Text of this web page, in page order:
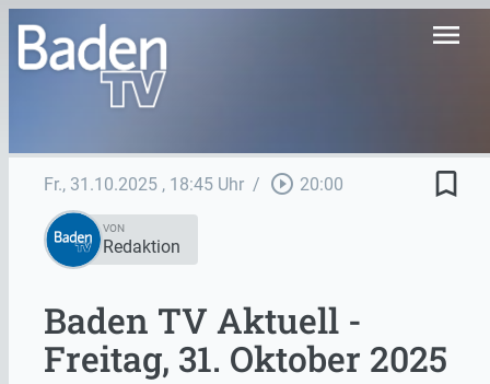
menu
Fr., 31.10.2025 , 18:45 Uhr / play_circle_outline 20:00 bookmark_border
VON
Redaktion
Baden TV Aktuell -
Freitag, 31. Oktober 2025